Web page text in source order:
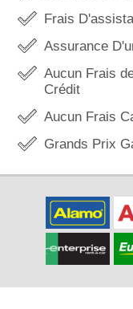
Frais
Assurance
Aucun Frais
Crédit
Aucun Frais
Grands Prix